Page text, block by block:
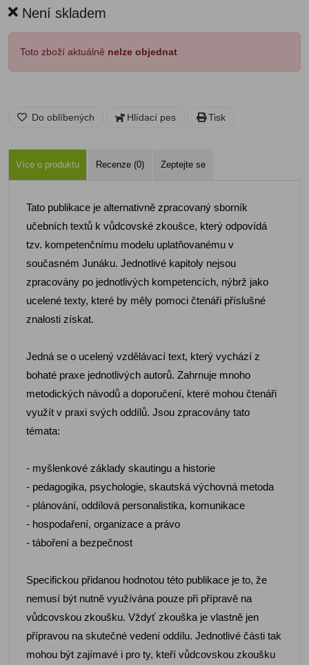
Není skladem
Toto zboží aktuálně nelze objednat
Do oblíbených Hlídací pes Tisk
Více o produktu Recenze (0) Zeptejte se
Tato publikace je alternativně zpracovaný sborník
učebních textů k vůdcovské zkoušce, který odpovídá
tzv. kompetenčnímu modelu uplatňovanému v
současném Junáku. Jednotlivé kapitoly nejsou
zpracovány po jednotlivých kompetencích, nýbrž jako
ucelené texty, které by měly pomoci čtenáři příslušné
znalosti získat.
Jedná se o ucelený vzdělávací text, který vychází z
bohaté praxe jednotlivých autorů. Zahrnuje mnoho
metodických návodů a doporučení, které mohou čtenáři
využít v praxi svých oddílů. Jsou zpracovány tato
témata:
- myšlenkové základy skautingu a historie
- pedagogika, psychologie, skautská výchovná metoda
- plánování, oddílová personalistika, komunikace
- hospodaření, organizace a právo
- táboření a bezpečnost
Specifickou přidanou hodnotou této publikace je to, že
nemusí být nutně využívána pouze při přípravě na
vůdcovskou zkoušku. Vždyť zkouška je vlastně jen
přípravou na skutečné vedení oddílu. Jednotlivé části tak
mohou být zajímavé i pro ty, kteří vůdcovskou zkoušku